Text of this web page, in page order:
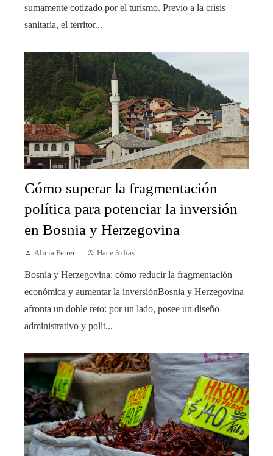
sumamente cotizado por el turismo. Previo a la crisis
sanitaria, el territor...
Cómo superar la fragmentación
política para potenciar la inversión
en Bosnia y Herzegovina
Alicia Ferrer Hace 3 días
Bosnia y Herzegovina: cómo reducir la fragmentación
económica y aumentar la inversiónBosnia y Herzegovina
afronta un doble reto: por un lado, posee un diseño
administrativo y polít...